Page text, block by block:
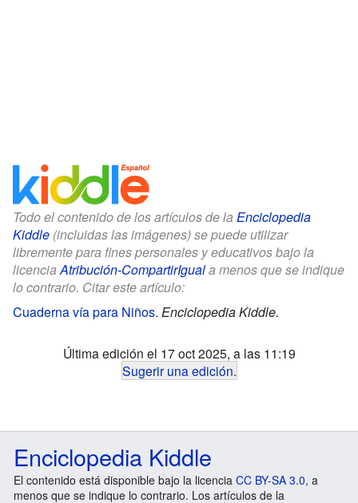
Todo el contenido de los artículos de la Enciclopedia
Kiddle (incluidas las imágenes) se puede utilizar
libremente para fines personales y educativos bajo la
licencia Atribución-CompartirIguala menos que se indique
lo contrario. Citar este artículo:
Cuaderna vía para Niños. Enciclopedia Kiddle.
Última edición el 17 oct 2025, a las 11:19
Sugerir una edición.
Enciclopedia Kiddle
El contenido está disponible bajo la licencia CC BY-SA 3.0, a
menos que se indique lo contrario. Los artículos de la